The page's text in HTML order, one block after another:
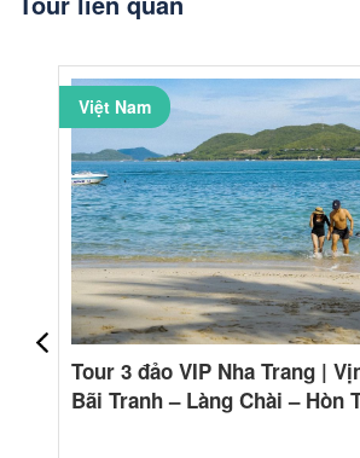
Việt Nam
Tour 3 đảo VIP Nha Trang |
Bãi Tranh – Làng Chài – Hòn